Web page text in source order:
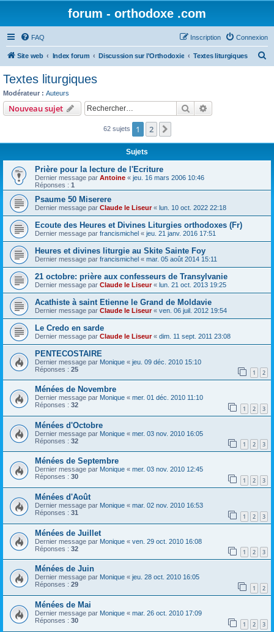
forum - orthodoxe .com
FAQ Connexion
Inscription
Site web Index forum Discussion sur l'Orthodoxie Textes liturgiques
c
Textes liturgiques
Modérateur : Auteurs
Nouveau sujet Rechercher
62 sujets 1 2
Sujets
Prière pour la lecture de l'Ecriture
Dernier message par Antoine « jeu. 16 mars 2006 10:46
Réponses : 1
Psaume 50 Miserere
Dernier message par Claude le Liseur« lun. 10 oct. 2022 22:18
Ecoute des Heures et Divines Liturgies orthodoxes (Fr)
Dernier message par francismichel « jeu. 21 janv. 2016 17:51
Heures et divines liturgie au Skite Sainte Foy
Dernier message par francismichel « mar. 05 août 2014 15:11
21 octobre: prière aux confesseurs de Transylvanie
Dernier message par Claude le Liseur« lun. 21 oct. 2013 19:25
Acathiste à saint Etienne le Grand de Moldavie
Dernier message par Claude le Liseur« ven. 06 juil. 2012 19:54
Le Credo en sarde
Dernier message par Claude le Liseur« dim. 11 sept. 2011 23:08
PENTECOSTAIRE
Dernier message par Monique « jeu. 09 déc. 2010 15:10
Réponses : 25 1 2
Ménées de Novembre
Dernier message par Monique « mer. 01 déc. 2010 11:10
Réponses : 32 1 2 3
Ménées d'Octobre
Dernier message par Monique « mer. 03 nov. 2010 16:05
Réponses : 32 1 2 3
Ménées de Septembre
Dernier message par Monique « mer. 03 nov. 2010 12:45
Réponses : 30 1 2 3
Ménées d'Août
Dernier message par Monique « mar. 02 nov. 2010 16:53
Réponses : 31 1 2 3
Ménées de Juillet
Dernier message par Monique « ven. 29 oct. 2010 16:08
Réponses : 32 1 2 3
Ménées de Juin
Dernier message par Monique « jeu. 28 oct. 2010 16:05
Réponses : 29 1 2
Ménées de Mai
Dernier message par Monique « mar. 26 oct. 2010 17:09
Réponses : 30 1 2 3